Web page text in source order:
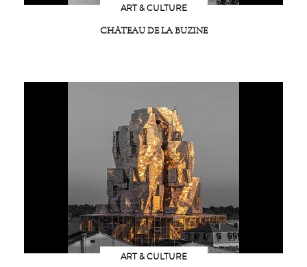
ART & CULTURE
CHÂTEAU DE LA BUZINE
ART & CULTURE